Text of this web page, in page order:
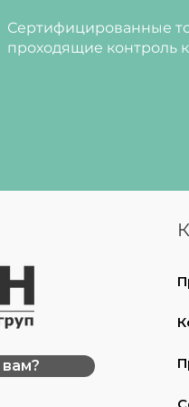
Сертифицированные
проходящие контроль